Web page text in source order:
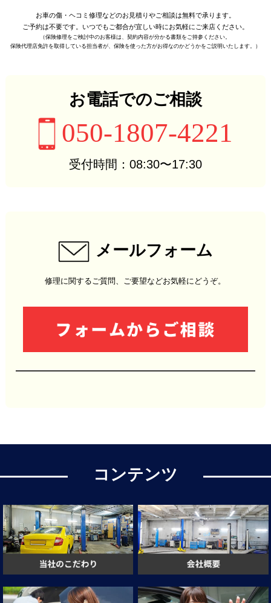
お車の傷・ヘコミ修理などのお見積りやご相談は無料で承ります。
ご予約は不要です。 いつでもご都合が宜しい時にお気軽にご来店ください。
（保険修理をご検討中のお客様は、契約内容が分かる書類をご持参ください。
保険代理店免許を取得している担当者が、 保険を使った方がお得なのかどうかをご説明いたします。）
お電話でのご相談
050-1807-4221
受付時間：08:30〜17:30
メールフォーム
修理に関するご質問、ご要望などお気軽にどうぞ。
コンテンツ